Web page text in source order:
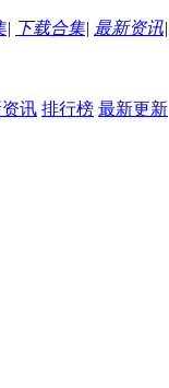
| 下载合集| 最新资讯|
讯 排行榜 最新更新